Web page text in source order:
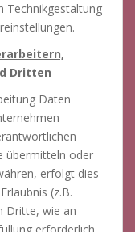
Technikgestaltung
Dritten
Daten
übermitteln oder
erfolgt dies
(z.B.
Dritte, wie an